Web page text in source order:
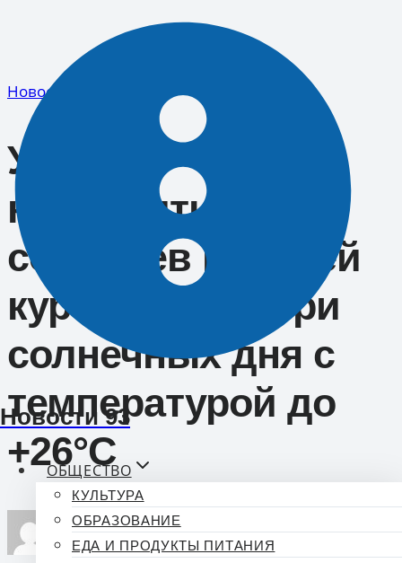
содержимому
Новости 93
ОБЩЕСТВО
КУЛЬТУРА
ОБРАЗОВАНИЕ
ЕДА И ПРОДУКТЫ ПИТАНИЯ
Новости
Успейте
насладиться:
сочинцев и гостей
курорта ждут три
солнечных дня с
температурой до
+26°С
опубликованНовости 93
06.10.2025 11:01